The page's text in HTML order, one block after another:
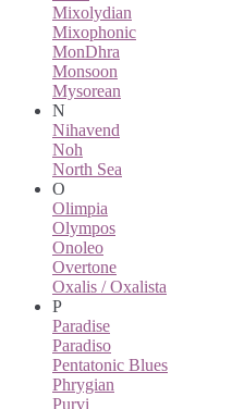
Mixolydian
Mixophonic
MonDhra
Monsoon
Mysorean
N
Nihavend
Noh
North Sea
O
Olimpia
Olympos
Onoleo
Overtone
Oxalis / Oxalista
P
Paradise
Paradiso
Pentatonic Blues
Phrygian
Purvi